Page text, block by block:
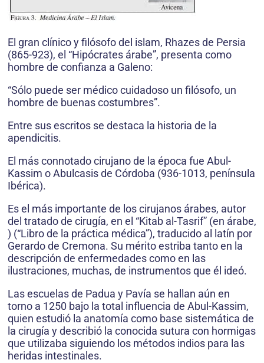
El gran clínico y filósofo del islam, Rhazes de Persia
(865-923), el “Hipócrates árabe”, presenta como
hombre de confianza a Galeno:
“Sólo puede ser médico cuidadoso un filósofo, un
hombre de buenas costumbres”.
Entre sus escritos se destaca la historia de la
apendicitis.
El más connotado cirujano de la época fue Abul-
Kassim o Abulcasis de Córdoba (936-1013, península
Ibérica).
Es el más importante de los cirujanos árabes, autor
del tratado de cirugía, en el “Kitab al-Tasrif” (en árabe,
) (“Libro de la práctica médica”), traducido al latín por
Gerardo de Cremona. Su mérito estriba tanto en la
descripción de enfermedades como en las
ilustraciones, muchas, de instrumentos que él ideó.
Las escuelas de Padua y Pavía se hallan aún en
torno a 1250 bajo la total influencia de Abul-Kassim,
quien estudió la anatomía como base sistemática de
la cirugía y describió la conocida sutura con hormigas
que utilizaba siguiendo los métodos indios para las
heridas intestinales.